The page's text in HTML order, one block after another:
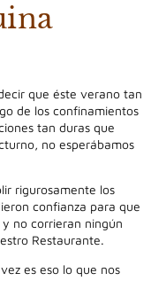
que éste verano tan
de los confinamientos
tan duras que
no esperábamos
rigurosamente los
confianza para que
no corrieran ningún
Restaurante.
es eso lo que nos